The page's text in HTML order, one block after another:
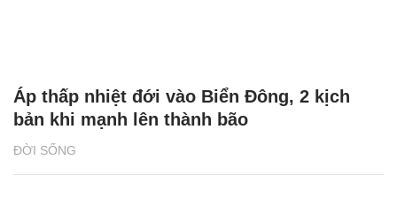
ĐỜI SỐNG
Áp thấp nhiệt đới vào Biển Đông, 2 kịch
bản khi mạnh lên thành bão